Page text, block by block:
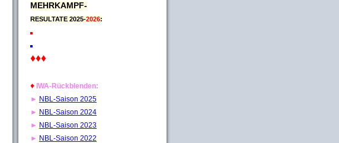
MEHRKAMPF-
RESULTATE 2025-2026:
♦♦♦
♦ IWA-Rückblenden:
► NBL-Saison 2025
► NBL-Saison 2024
► NBL-Saison 2023
► NBL-Saison 2022